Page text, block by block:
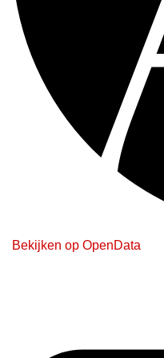
Bekijken op OpenData